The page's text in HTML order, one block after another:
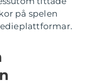
på spelen